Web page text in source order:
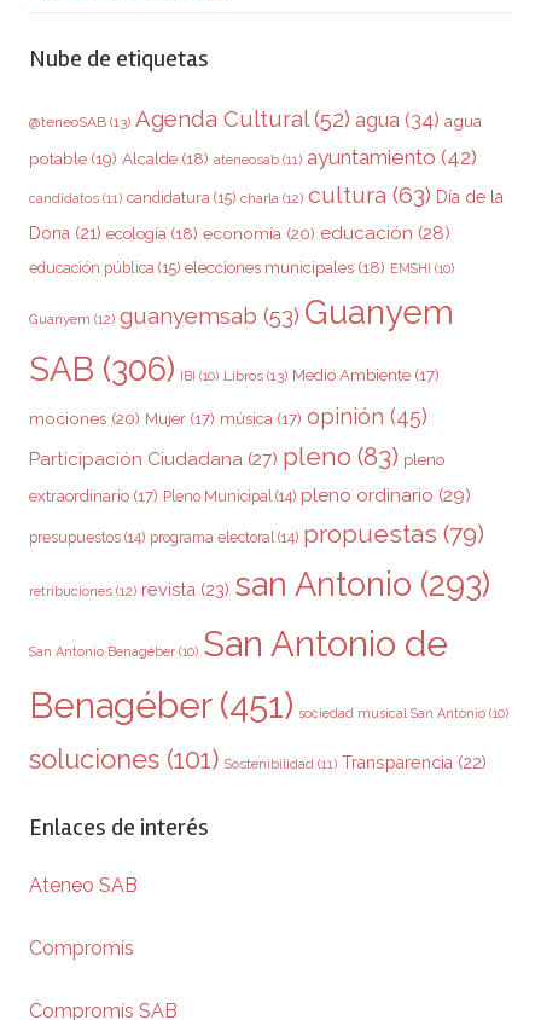
Nube de etiquetas
@teneoSAB (13) Agenda Cultural(52) agua (34) agua
potable (19) Alcalde (18) ateneosab (11) ayuntamiento (42)
candidatos (11) candidatura (15) charla (12) cultura (63) Día de la
Dona (21) ecología (18) economía (20) educación (28)
educación pública (15) elecciones municipales (18) EMSHI (10)
Guanyem (12) guanyemsab (53) Guanyem
SAB (306) IBI (10) Libros (13) Medio Ambiente (17)
mociones (20) Mujer (17) música (17) opinión (45)
Participación Ciudadana (27) pleno (83) pleno
extraordinario (17) Pleno Municipal(14) pleno ordinario (29)
presupuestos (14) programa electoral(14) propuestas (79)
retribuciones (12) revista (23) san Antonio (293)
San Antonio Benagéber (10) San Antonio de
Benagéber(451) sociedad musical San Antonio (10)
soluciones (101) Sostenibilidad (11) Transparencia (22)
Enlaces de interés
Ateneo SAB
Compromís
Compromís SAB